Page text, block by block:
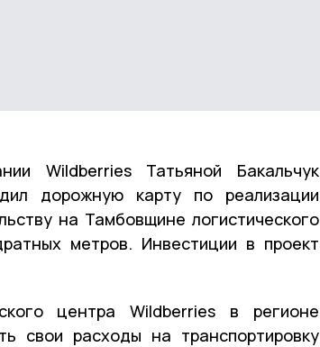
Wildberries Татьяной Бакальчук
дорожную карту по реализации
на Тамбовщине логистического
метров. Инвестиции в проект
центра Wildberries в регионе
свои расходы на транспортировку